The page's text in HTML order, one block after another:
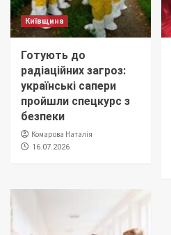
Київщина
Готують до
радіаційних загроз:
українські сапери
пройшли спецкурс з
безпеки
Комарова Наталія
16.07.2026